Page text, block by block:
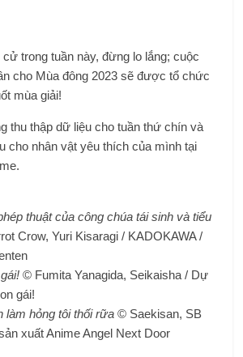
trong tuần này, đừng lo lắng; cuộc
cho Mùa đông 2023 sẽ được tổ chức
mùa giải!
thu thập dữ liệu cho tuần thứ chín và
cho nhân vật yêu thích của mình tại
thuật của công chúa tái sinh và tiểu
Crow, Yuri Kisaragi / KADOKAWA /
© Fumita Yanagida, Seikaisha / Dự
gái!
làm hỏng tôi thối rữa © Saekisan, SB
xuất Anime Angel Next Door